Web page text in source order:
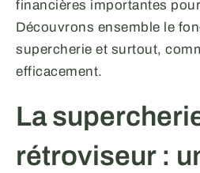
financières importantes
Découvrons ensemble le
supercherie et surtout,
efficacement.
La
rétroviseur :